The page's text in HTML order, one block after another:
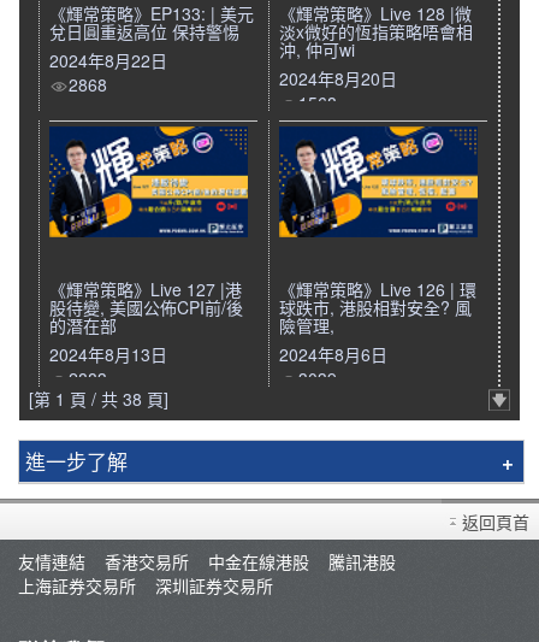
《輝常策略》EP133: | 美元
兌日圓重返高位 保持警惕
2024年8月22日
2868
《輝常策略》Live 128 |微
淡x微好的恆指策略唔會相
沖, 仲可wi
2024年8月20日
1568
《輝常策略》Live 127 |港
股待變, 美國公佈CPI前/後
的潛在部
2024年8月13日
2883
《輝常策略》Live 126 | 環
球跌市, 港股相對安全? 風
險管理,
2024年8月6日
3039
[第 1 頁 / 共 38 頁]
進一步了解
輝立簡介
分行資料
招聘人才
返回頁首
友情連結
香港交易所 中金在線港股
騰訊港股
上海証券交易所
深圳証券交易所